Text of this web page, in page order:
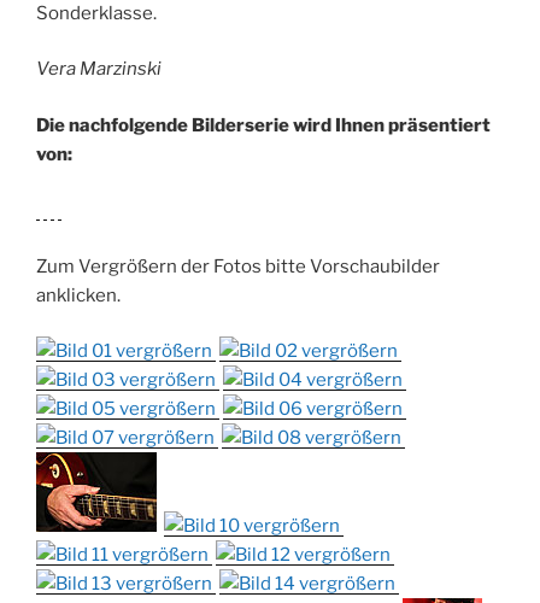
Sonderklasse.
Vera Marzinski
Die nachfolgende Bilderserie wird Ihnen präsentiert
von:
Zum Vergrößern der Fotos bitte Vorschaubilder
anklicken.